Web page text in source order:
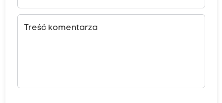
Treść komentarza